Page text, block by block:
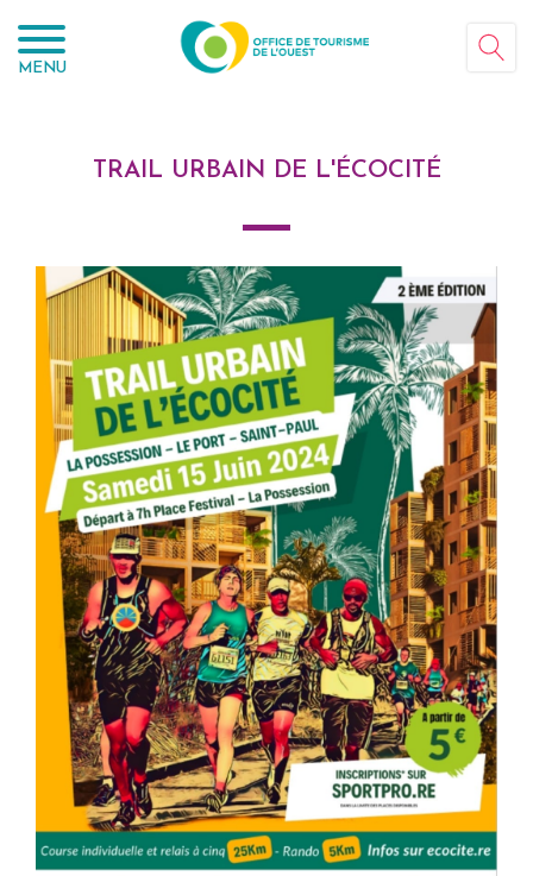
MENU
TRAIL URBAIN DE L'ÉCOCITÉ